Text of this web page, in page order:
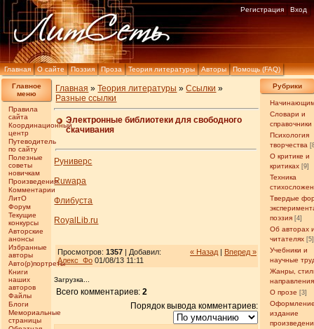
Главная О сайте Поэзия Проза Теория литературы Авторы Помощь (FAQ)
Регистрация Вход
Главное
меню
Правила
сайта
Координационный
центр
Путеводитель
по сайту
Полезные
советы
новичкам
Произведения
Комментарии
ЛитО
Форум
Текущие
конкурсы
Авторские
анонсы
Избранные
авторы
Авто(р)портреты
Книги
наших
авторов
Файлы
Блоги
Мемориальные
страницы
Рубрики
Словари и
справочники
Психология
творчества
О критике и
критиках [9]
Техника
Твердые
поэзия [4]
Об авторах
читателях [5]
Учебники и
научные
Жанры,
направления
О прозе [3]
издание
Главная »Теория литературы »Ссылки »
Разные ссылки
Электронные библиотеки для свободного
скачивания
Руниверс
Ruwapa
Флибуста
RoyalLib.ru
« Назад | Вперед »
Просмотров: 1357| Добавил:
Алекс_Фо01/08/13 11:11
Загрузка...
Всего комментариев:2
Порядок вывода комментариев: